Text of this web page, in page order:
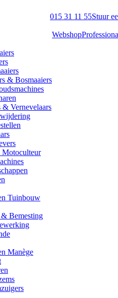
015 31 11 55Stuur
& Bosmaaiers
& Vernevelaars
Motoculteur
Tuinbouw
Bemesting
Manège
Webshop